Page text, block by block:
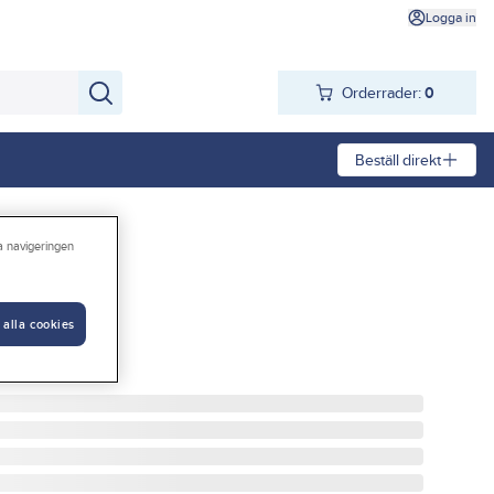
Logga in
Orderrader: 0
Beställ direkt
ORIGINAL
navigeringen
alla cookies